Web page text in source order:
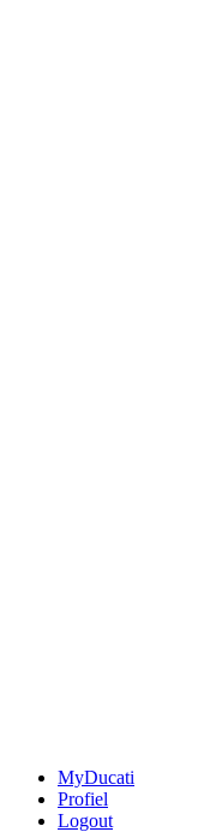
MyDucati
Profiel
Logout